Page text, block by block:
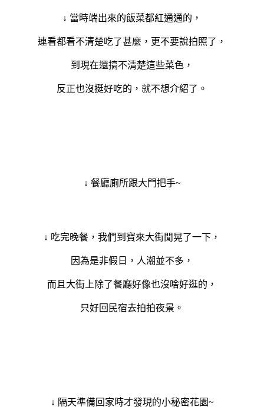
↓ 當時端出來的飯菜都紅通通的，
連看都看不清楚吃了甚麼，更不要說拍照了，
到現在還搞不清楚這些菜色，
反正也沒挺好吃的，就不想介紹了。
↓ 餐廳廁所跟大門把手~
↓ 吃完晚餐，我們到寶來大街閒晃了一下，
因為是非假日，人潮並不多，
而且大街上除了餐廳好像也沒啥好逛的，
只好回民宿去拍拍夜景。
↓ 隔天準備回家時才發現的小秘密花園~